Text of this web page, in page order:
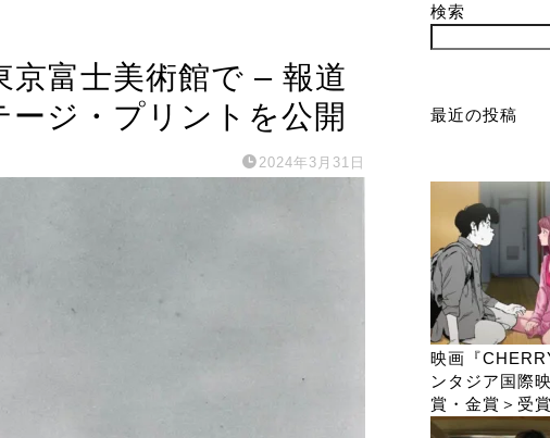
富士美術館で – 報道
ジ・プリントを公開
2024年3月31日
検索
最近の投稿
映画『
ンタジア国際
賞・金賞＞受賞